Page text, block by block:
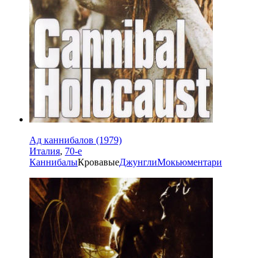
Ад каннибалов (1979)
Италия, 70-е
КаннибалыКровавыеДжунглиМокьюментари